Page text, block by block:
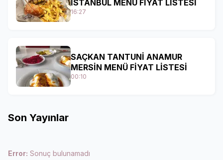
İSTANBUL MENÜ FİYAT LİSTESİ
16:27
SAÇKAN TANTUNİ ANAMUR
MERSİN MENÜ FİYAT LİSTESİ
00:10
Son Yayınlar
Error: Sonuç bulunamadı